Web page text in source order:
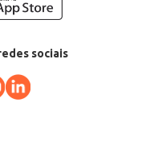
sociais